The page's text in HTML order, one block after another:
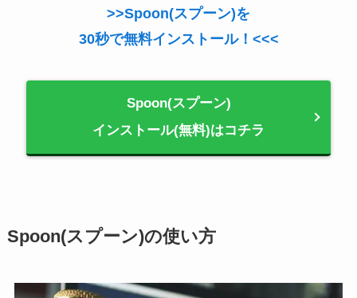
>>Spoon(スプーン)を
30秒で無料インストール！<<<
Spoon(スプーン)
インストール(無料)はコチラ
Spoon(スプーン)の使い方